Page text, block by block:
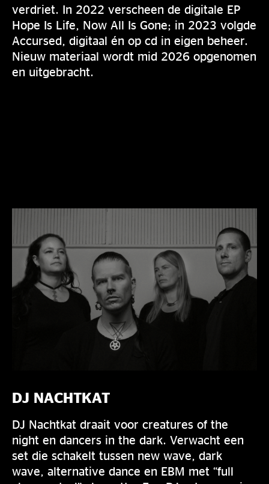
verdriet. In 2022 verscheen de digitale EP
Hope Is Life, Now All Is Gone; in 2023 volgde
Accursed, digitaal én op cd in eigen beheer.
Nieuw materiaal wordt mid 2026 opgenomen
en uitgebracht.
DJ NACHTKAT
DJ Nachtkat draait voor creatures of the
night en dancers in the dark. Verwacht een
set die schakelt tussen new wave, dark
wave, alternative dance en EBM met “full